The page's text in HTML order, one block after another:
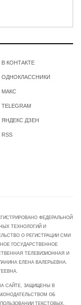
В КОНТАКТЕ
ОДНОКЛАССНИКИ
МАКС
TELEGRAM
ЯНДЕКС ДЗЕН
RSS
ФЕДЕРАЛЬНОЙ
ТЕХНОЛОГИЙ И
О РЕГИСТРАЦИИ СМИ
ГОСУДАРСТВЕННОЕ
ТЕЛЕВИЗИОННАЯ И
ЕЛЕНА ВАЛЕРЬЕВНА.
САЙТЕ, ЗАЩИЩЕНЫ В
ОБ
ТЕКСТОВЫХ,